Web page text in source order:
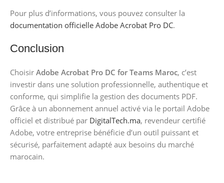
Pour plus d’informations, vous pouvez consulter la
documentation officielle Adobe Acrobat Pro DC.
Conclusion
Choisir Adobe Acrobat Pro DC for Teams Maroc, c’est
investir dans une solution professionnelle, authentique et
conforme, qui simplifie la gestion des documents PDF.
Grâce à un abonnement annuel activé via le portail Adobe
officiel et distribué par DigitalTech.ma, revendeur certifié
Adobe, votre entreprise bénéficie d’un outil puissant et
sécurisé, parfaitement adapté aux besoins du marché
marocain.